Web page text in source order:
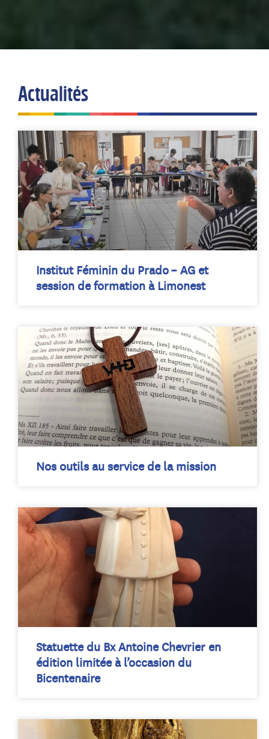
Actualités
Institut Féminin du Prado – AG et
session de formation à Limonest
Nos outils au service de la mission
Statuette du Bx Antoine Chevrier en
édition limitée à l’occasion du
Bicentenaire